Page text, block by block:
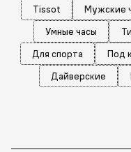
Tissot Мужские
Умные часы
Для спорта
Под
Дайверские